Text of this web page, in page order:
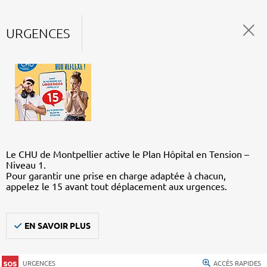
URGENCES
Le CHU de Montpellier active le Plan Hôpital en Tension –
Niveau 1.
Pour garantir une prise en charge adaptée à chacun,
appelez le 15 avant tout déplacement aux urgences.
EN SAVOIR PLUS
URGENCES ACCÈS RAPIDES